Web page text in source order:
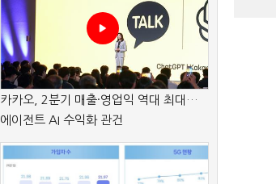
카카오, 2분기 매출·영업익 역대 최대…
에이전트 AI 수익화 관건